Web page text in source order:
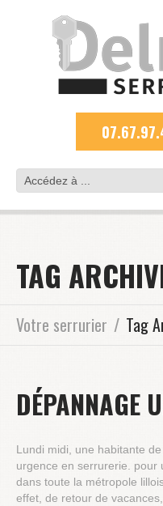
TAG
Votre serrurier Tag
DÉPANNAGE
Lundi midi, une habitante
urgence en serrurerie. pour
dans toute la métropole
effet, de retour de